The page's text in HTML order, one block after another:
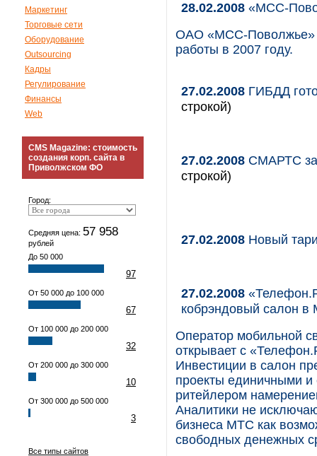
Маркетинг
Торговые сети
Оборудование
Outsourcing
Кадры
Регулирование
Финансы
Web
CMS Magazine: стоимость
создания корп. сайта в
Приволжском ФО
Город:
Средняя цена: 57 958
рублей
До 50 000
97
От 50 000 до 100 000
67
От 100 000 до 200 000
32
От 200 000 до 300 000
10
От 300 000 до 500 000
3
Все типы сайтов
28.02.2008 «МСС-
ОАО «МСС-Поволжье»
работы в 2007 году.
27.02.2008 ГИБДД
строкой)
27.02.2008 СМАРТС
строкой)
27.02.2008 Новый
27.02.2008
кобрэндовый салон в
Оператор мобильной
открывает с
Инвестиции в салон
проекты единичными и
ритейлером
Аналитики не
бизнеса МТС как
свободных денежных